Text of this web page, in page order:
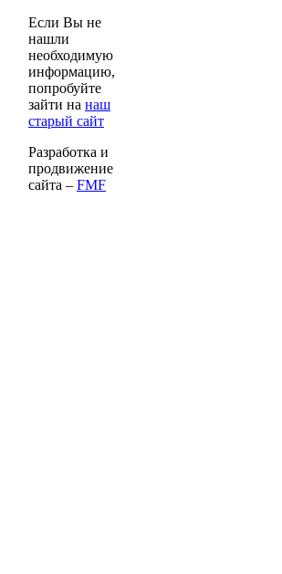
Если Вы не
нашли
необходимую
информацию,
попробуйте
зайти на наш
старый сайт
Разработка и
продвижение
сайта – FMF